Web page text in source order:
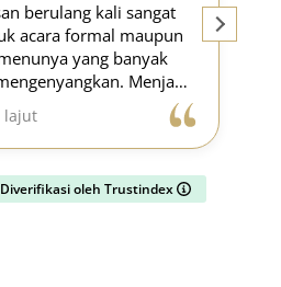
Cari-cari Catering yg bisa bikin
tumpeng untuk acara ulang
anak kantor, cari-cari di IG
Royal Tumpeng ini,
ga mengecewakan,
enak..kue tampahnya juga
semua-muanya enak sekali,
pengirimannya juga sangat
bahkan lebih cepat..mantap
Diverifikasi oleh Trustindex